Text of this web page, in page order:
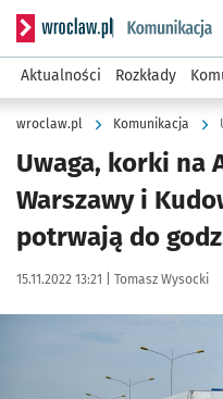
Serwis informacyjny
Aktualności Rozkłady
wroclaw.pl Komunikacja
Uwaga, korki na
Warszawy i
potrwają do
Data publikacji:
15.11.2022 13:21 | Autor:
Tomasz Wysocki